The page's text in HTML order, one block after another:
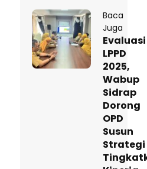
Baca
Juga
Evaluasi
LPPD
2025,
Wabup
Sidrap
Dorong
OPD
Susun
Strategi